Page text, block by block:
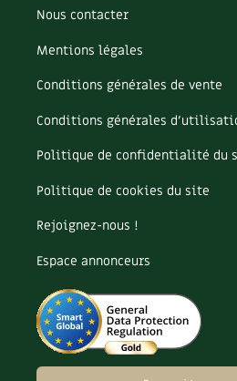
Nous contacter
Mentions légales
Conditions générales de vente
Conditions générales
Politique de confidentialité du
Politique de cookies du site
Rejoignez-nous !
Espace annonceurs